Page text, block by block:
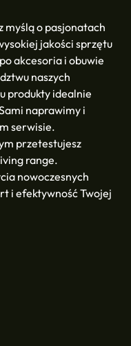
myślą o pasjonatach
jakości sprzętu
akcesoria i obuwie
naszych
produkty idealnie
naprawimy i
serwisie.
przetestujesz
range.
nowoczesnych
i efektywność Twojej